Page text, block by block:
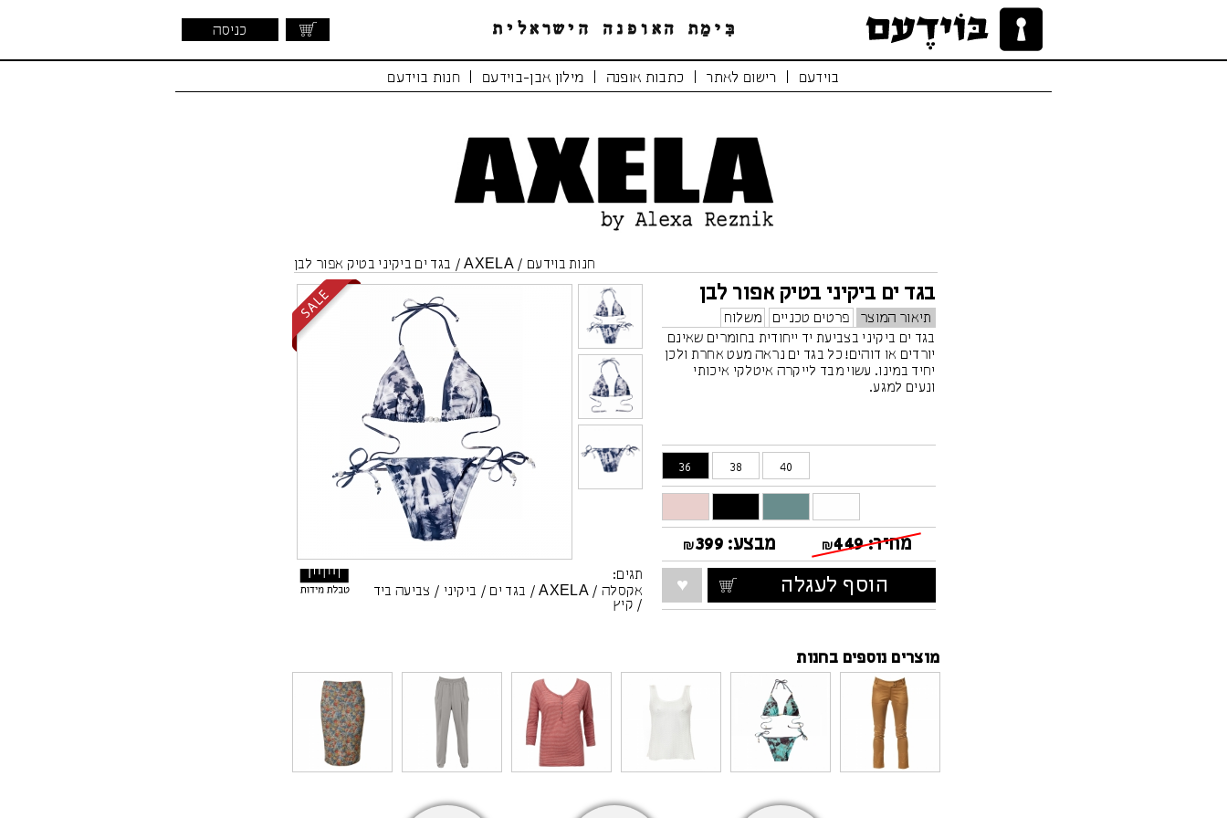
כניסה
בוידעם רישום לאתר כתבות אופנה מילון אבן-בוידעם חנות בוידעם
חנות בוידעם /
AXELA
/ בגד ים ביקיני בטיק אפור לבן
בגד ים ביקיני בטיק אפור לבן
תיאור המוצר פרטים טכניים
משלוח
בגד ים ביקיני בצביעת יד ייחודית בחומרים שאינם
יורדים או דוהים! כל בגד ים נראה מעט אחרת ולכן
יחיד במינו. עשוי מבד לייקרה איטלקי איכותי
ונעים למגע.
36 38 40
מחיר: ₪449 מבצע: ₪399
הוסף לעגלה
תגים:
אקסלה /
AXELA
/ בגד ים / ביקיני / צביעה ביד
/ קיץ
מוצרים נוספים בחנות